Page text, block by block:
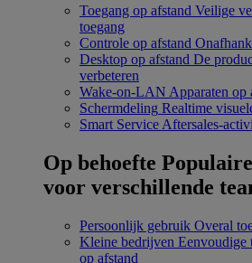
Toegang op afstand Veilige
toegang
Controle op afstand
Desktop op afstand De
verbeteren
Wake-on-LAN Apparaten op
Schermdeling Realtime
Smart Service Aftersales-
Op behoefte
voor verschillende
Persoonlijk gebruik Overal
Kleine bedrijven Eenvoudige
op afstand